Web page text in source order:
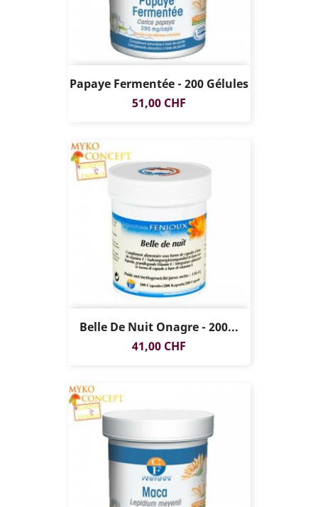
Papaye Fermentée - 200 Gélules
Prix
51,00 CHF
Belle De Nuit Onagre - 200...
Prix
41,00 CHF